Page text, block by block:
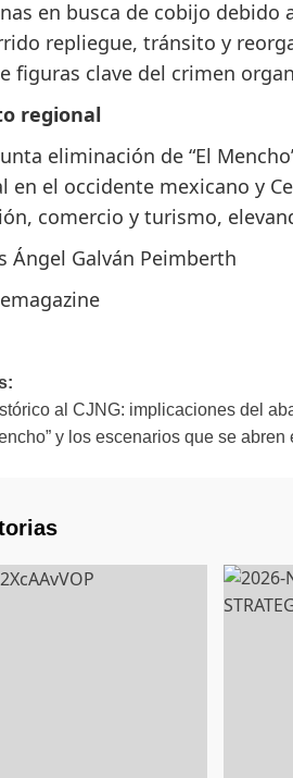
en busca de cobijo
repliegue, tránsito y
figuras clave del crimen
regional
eliminación de “El
en el occidente mexicano y
comercio y turismo,
Ángel Galván Peimberth
al CJNG: implicaciones del
y los escenarios que se abren